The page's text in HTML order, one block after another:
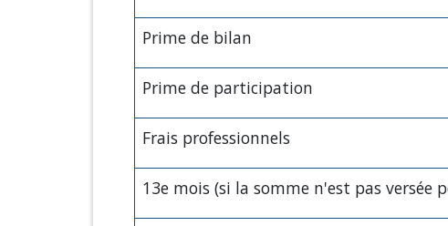
Prime de bilan
Prime de participation
Frais professionnels
13e mois (si la somme n'est pas versée